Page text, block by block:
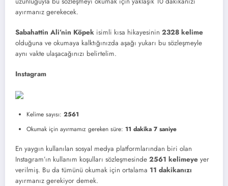
ayırmanız gerekecek.
Sabahattin Ali’nin Köpek isimli kısa hikayesinin 2328 kelime
olduğuna ve okumaya kalktığınızda aşağı yukarı bu sözleşmeyle
aynı vakte ulaşacağınızı belirtelim.
Instagram
Kelime sayısı: 2561
Okumak için ayırmamız gereken süre: 11 dakika 7 saniye
En yaygın kullanılan sosyal medya platformlarından biri olan
Instagram’ın kullanım koşulları sözleşmesinde 2561 kelimeye yer
verilmiş. Bu da tümünü okumak için ortalama 11 dakikanızı
ayırmanız gerekiyor demek.